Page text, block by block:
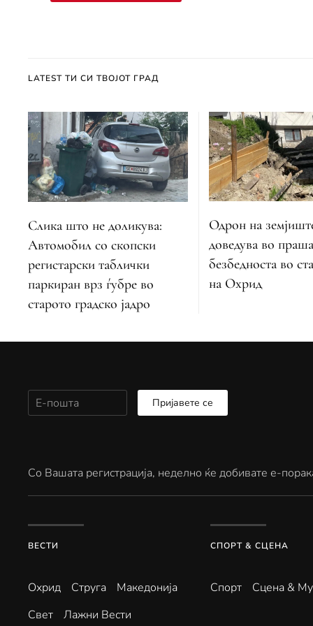
LATEST ТИ СИ ТВОЈОТ ГРАД
Слика што не доликува:
Автомобил со скопски
регистарски таблички
паркиран врз ѓубре во
старото градско јадро
Одрон на
доведува во
безбедноста во
на Охрид
Пријавете се
Со Вашата регистрација, неделно ќе добивате е-
ВЕСТИ
Охрид Струга
Македонија
Свет
Лажни Вести
СПОРТ & СЦЕНА
Спорт Сцена &